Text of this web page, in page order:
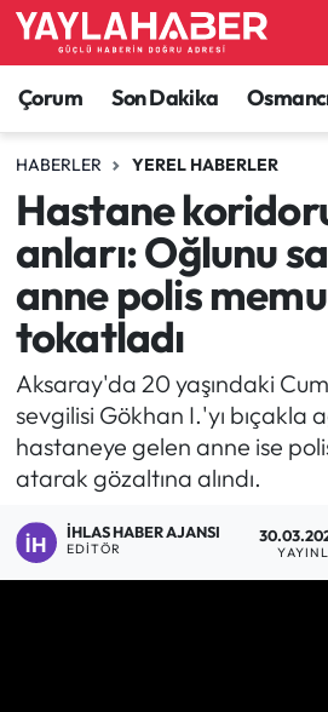
Çorum Son Dakika
HABERLER YEREL HABERLER
Hastane
anları: Oğlunu
anne polis
tokatladı
Aksaray'da 20 yaşındaki
sevgilisi Gökhan I.'yı bıçakla
hastaneye gelen anne ise
atarak gözaltına alındı.
İHLAS HABER AJANSI
EDITÖR
Alaca Haberleri
Bayat Haberleri
Bilgi - Keşfet Haberleri
Bilim ve Teknoloji
Boğazkale Haberleri
Çorum Haberleri
Çorum Son Dakika
Dodurga Haberleri
Eğitim
Çorum Nöbetçi Eczaneler
Çorum Hava Durumu
Çorum Namaz Vakitleri
Çorum Trafik Yoğunluk
TFF 1.Lig Puan Durumu ve
Tüm Manşetler
Son Dakika Haberleri
Haber Arşivi